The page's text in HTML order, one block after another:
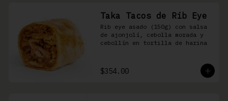
Taka Tacos de Rib Eye
Rib eye asado (150g) con salsa
de ajonjolí, cebolla morada y
cebollín en tortilla de harina
$354.00